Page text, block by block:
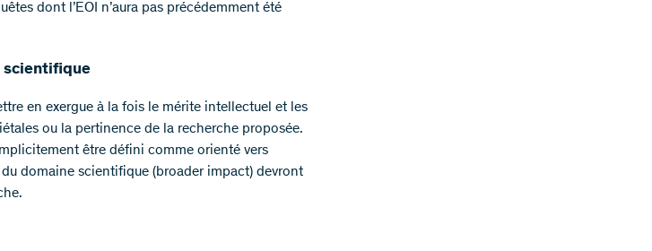
dont l’EOI n’aura pas précédemment été
scientifique
en exergue à la fois le mérite intellectuel et les
ou la pertinence de la recherche proposée.
être défini comme orienté vers
domaine scientifique (broader impact) devront